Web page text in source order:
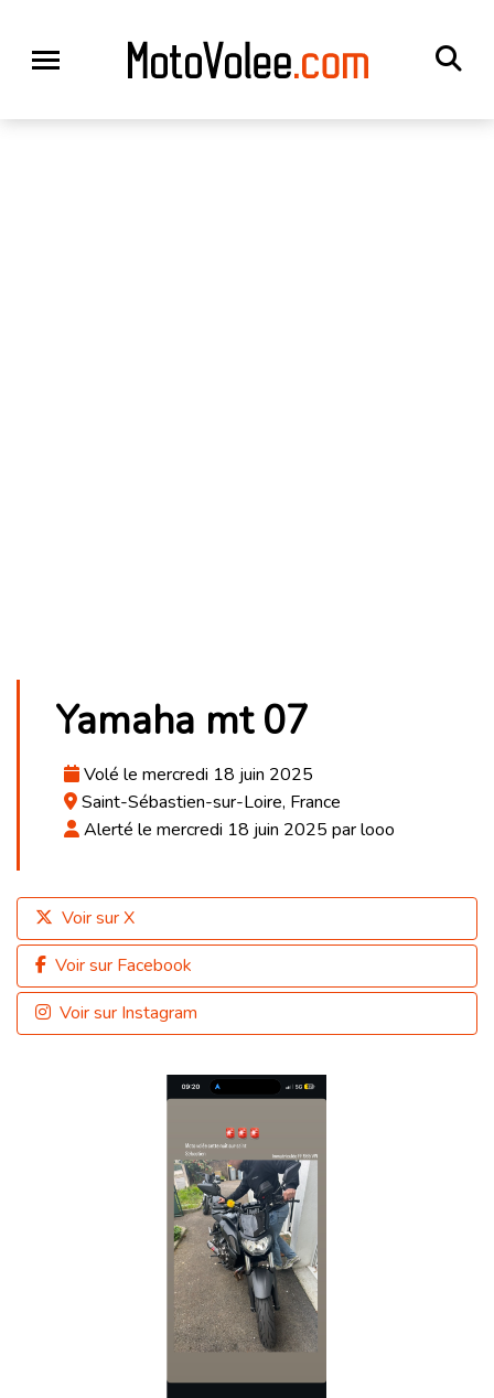
Yamaha mt 07
Volé le mercredi 18 juin 2025
Saint-Sébastien-sur-Loire, France
Alerté le mercredi 18 juin 2025 par looo
Voir sur X
Voir sur Facebook
Voir sur Instagram